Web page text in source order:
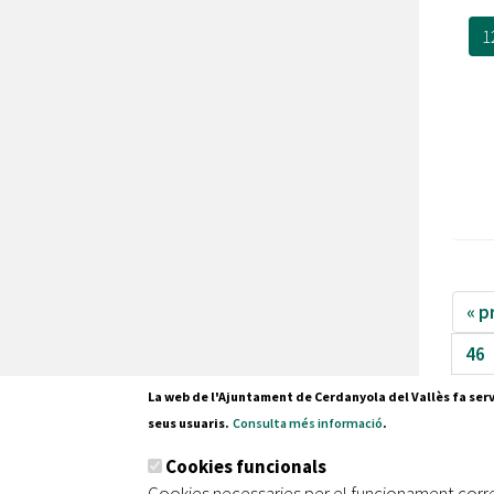
«
46
La web de l'Ajuntament de Cerdanyola del Vallès fa
seus usuaris. Consulta més informació.
Cookies funcionals